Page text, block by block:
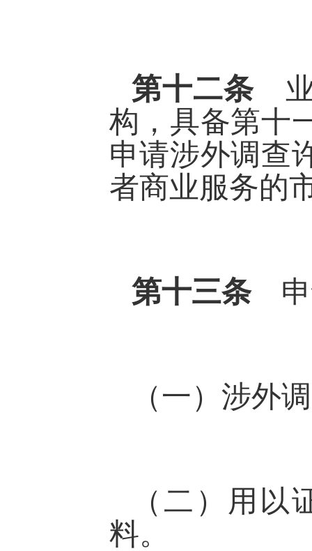
第十二条
构，具备第十
申请涉外调查
者商业服务的
第十三条
（一）涉外
（二）用
料。